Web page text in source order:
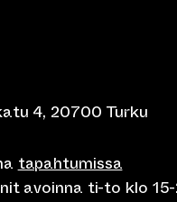
4, 20700 Turku
tapahtumissa
avoinna ti-to klo